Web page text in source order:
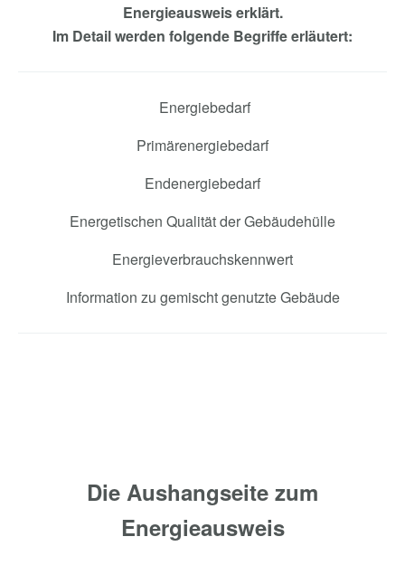
Energieausweis erklärt.
Im Detail werden folgende Begriffe erläutert:
Energiebedarf
Primärenergiebedarf
Endenergiebedarf
Energetischen Qualität der Gebäudehülle
Energieverbrauchskennwert
Information zu gemischt genutzte Gebäude
Die Aushangseite zum
Energieausweis